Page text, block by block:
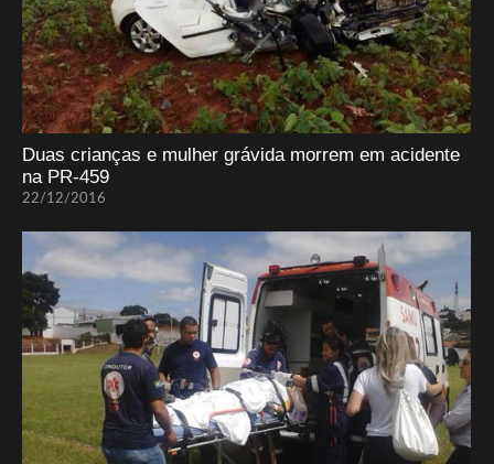
Duas crianças e mulher grávida morrem em acidente
na PR-459
22/12/2016